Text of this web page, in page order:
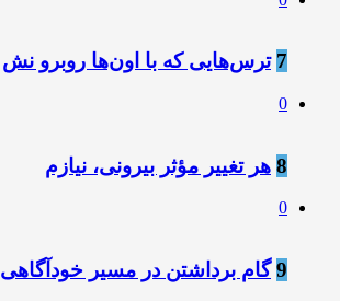
7 ترس‌هایی که با اون‌ها روبرو نش
0
8 هر تغییر مؤثر بیرونی، نیازم
0
9 گام برداشتن در مسیر خودآگاهی